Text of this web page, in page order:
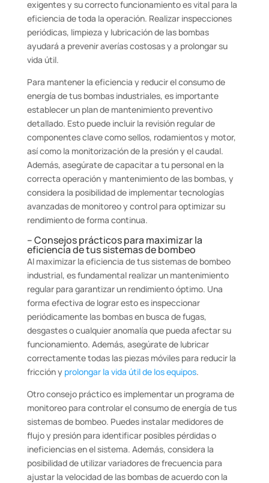
exigentes y su correcto funcionamiento es vital para la
eficiencia de toda la operación. Realizar inspecciones
periódicas, limpieza y lubricación de las bombas
ayudará a prevenir averías costosas y a prolongar su
vida útil.
Para mantener la eficiencia y reducir el consumo de
energía de tus bombas industriales, es importante
establecer un plan de mantenimiento preventivo
detallado. Esto puede incluir la revisión regular de
componentes clave como sellos, rodamientos y motor,
así como la monitorización de la presión y el caudal.
Además, asegúrate de capacitar a tu personal en la
correcta operación y mantenimiento de las bombas, y
considera la posibilidad de implementar tecnologías
avanzadas de monitoreo y control para optimizar su
rendimiento de forma continua.
– Consejos prácticos para maximizar la
eficiencia de tus sistemas de bombeo
Al maximizar la eficiencia de tus sistemas de bombeo
industrial, es fundamental realizar un mantenimiento
regular para garantizar un rendimiento óptimo. Una
forma efectiva de lograr esto es inspeccionar
periódicamente las bombas en busca de fugas,
desgastes o cualquier anomalía que pueda afectar su
funcionamiento. Además, asegúrate de lubricar
correctamente todas las piezas móviles para reducir la
fricción y prolongar la vida útil de los equipos.
Otro consejo práctico es implementar un programa de
monitoreo para controlar el consumo de energía de tus
sistemas de bombeo. Puedes instalar medidores de
flujo y presión para identificar posibles pérdidas o
ineficiencias en el sistema. Además, considera la
posibilidad de utilizar variadores de frecuencia para
ajustar la velocidad de las bombas de acuerdo con la